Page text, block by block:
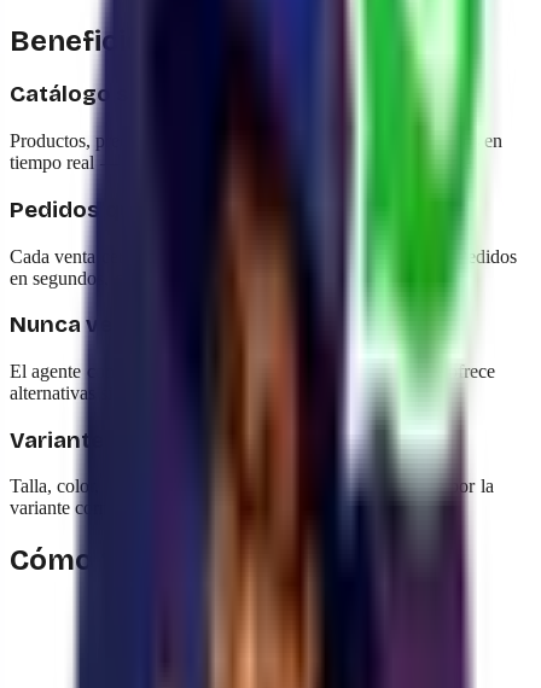
Beneficios
Catálogo siempre al día
Productos, precios y stock de tu tienda Shopify sincronizados en
tiempo real — el agente siempre ofrece información correcta.
Pedidos que se crean solos
Cada venta cerrada por WhatsApp aparece en Shopify → Pedidos
en segundos, con todos los datos del cliente.
Nunca vendas sin stock
El agente consulta el inventario real antes de confirmar y ofrece
alternativas si el producto se agotó.
Variantes sin enredos
Talla, color, modelo: el agente pregunta automáticamente por la
variante correcta cuando hay más de una.
Cómo trabaja con yavendió!